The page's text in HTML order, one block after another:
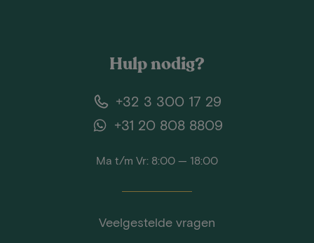
Hulp nodig?
+32 3 300 17 29
+31 20 808 8809
Ma t/m Vr: 8:00 — 18:00
Veelgestelde vragen